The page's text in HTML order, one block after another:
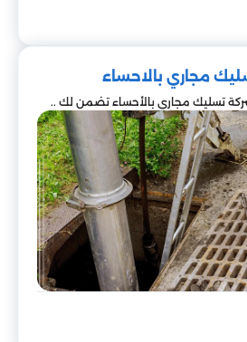
مجاري بالاحساء
تسليك مجاري بالأحساء تضمن لك ..